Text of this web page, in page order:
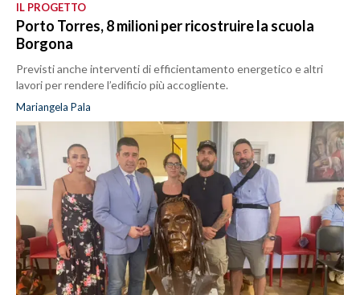
IL PROGETTO
Porto Torres, 8 milioni per ricostruire la scuola
Borgona
Previsti anche interventi di efficientamento energetico e altri
lavori per rendere l’edificio più accogliente.
Mariangela Pala